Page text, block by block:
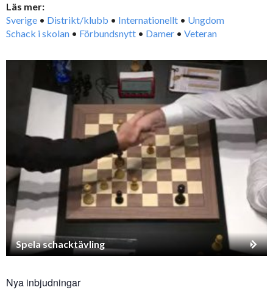
Läs mer:
Sverige • Distrikt/klubb • Internationellt • Ungdom
Schack i skolan • Förbundsnytt • Damer • Veteran
Spela schacktävling
Nya inbjudningar